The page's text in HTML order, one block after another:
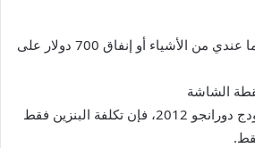
معضلة المحرك: بيع كل ما عندي من الأشياء أو إنفاق 700 دولار على
إذا كنت أقود سيارتي، دودج دورانجو 2012، فإن تكلفة البنزين فقط